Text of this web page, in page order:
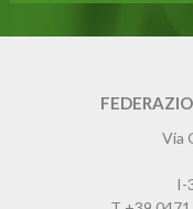
Via
I-